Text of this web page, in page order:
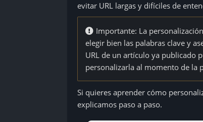
evitar URL largas y difíciles de
Importante: La
elegir bien las palabras clave y
URL de un artículo ya publicado
personalizarla al momento de la
Si quieres aprender cómo
explicamos paso a paso.